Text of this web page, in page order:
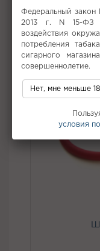
Федеральный
2013 г. N 15-ФЗ
воздействия
потребления
сигарного
совершеннолетие.
Нет, мне меньше 18
условия